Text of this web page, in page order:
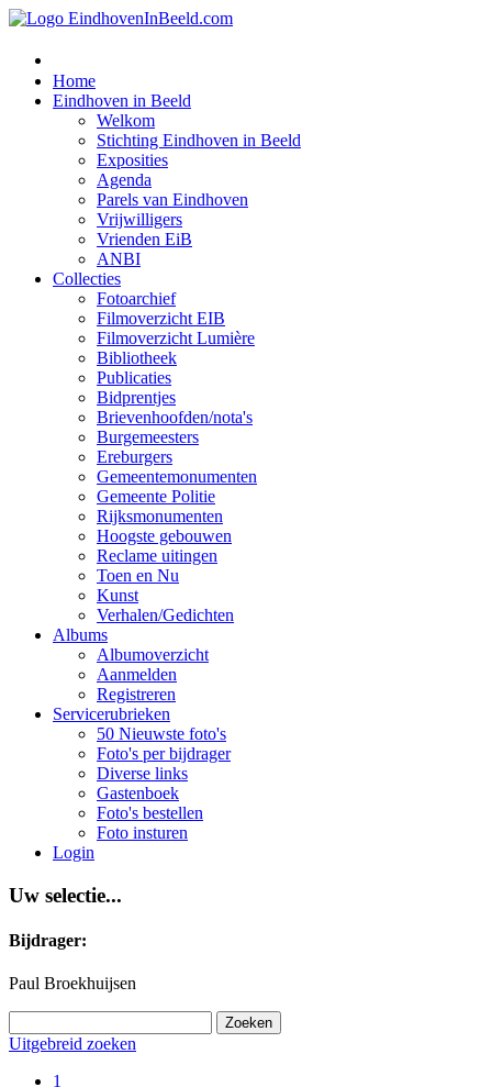
Home
Eindhoven in Beeld
Welkom
Stichting Eindhoven in Beeld
Exposities
Agenda
Parels van Eindhoven
Vrijwilligers
Vrienden EiB
ANBI
Collecties
Fotoarchief
Filmoverzicht EIB
Filmoverzicht Lumière
Bibliotheek
Publicaties
Bidprentjes
Brievenhoofden/nota's
Burgemeesters
Ereburgers
Gemeentemonumenten
Gemeente Politie
Rijksmonumenten
Hoogste gebouwen
Reclame uitingen
Toen en Nu
Kunst
Verhalen/Gedichten
Albums
Albumoverzicht
Aanmelden
Registreren
Servicerubrieken
50 Nieuwste foto's
Foto's per bijdrager
Diverse links
Gastenboek
Foto's bestellen
Foto insturen
Login
Uw selectie...
Bijdrager:
Paul Broekhuijsen
Uitgebreid zoeken
1